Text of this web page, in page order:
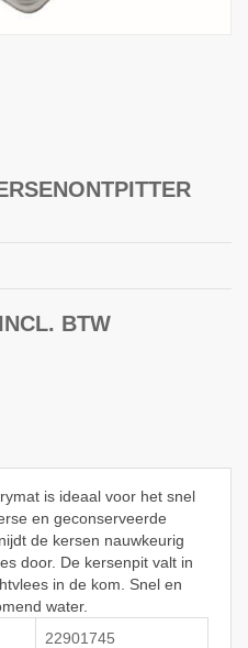
INCL. BTW
is ideaal voor het snel
en geconserveerde
de kersen nauwkeurig
door. De kersenpit valt in
in de kom. Snel en
water.
22901745